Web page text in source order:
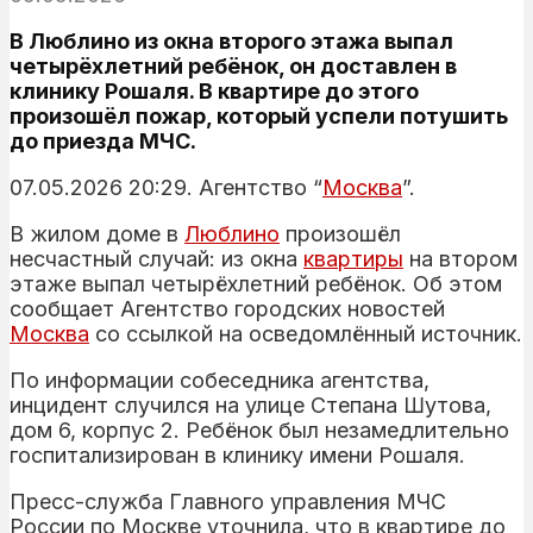
В Люблино из окна второго этажа выпал
четырёхлетний ребёнок, он доставлен в
клинику Рошаля. В квартире до этого
произошёл пожар, который успели потушить
до приезда МЧС.
07.05.2026 20:29. Агентство “Москва”.
В жилом доме в Люблино произошёл
несчастный случай: из окна квартиры на втором
этаже выпал четырёхлетний ребёнок. Об этом
сообщает Агентство городских новостей
Москва со ссылкой на осведомлённый источник.
По информации собеседника агентства,
инцидент случился на улице Степана Шутова,
дом 6, корпус 2. Ребёнок был незамедлительно
госпитализирован в клинику имени Рошаля.
Пресс-служба Главного управления МЧС
России по Москве уточнила, что в квартире до